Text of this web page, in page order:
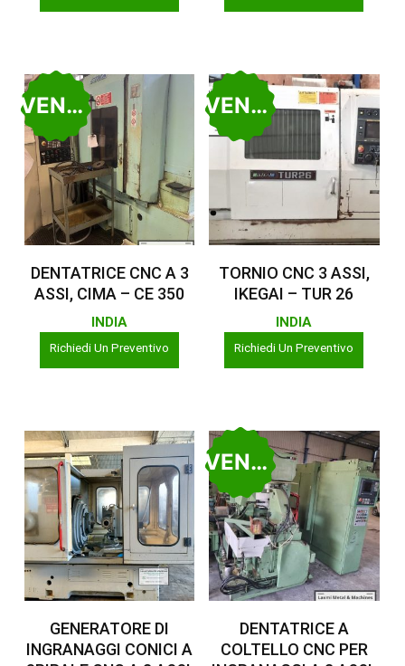
VENDUTO
DENTATRICE CNC A 3
ASSI, CIMA – CE 350
INDIA
Richiedi Un Preventivo
VENDUTO
TORNIO CNC 3 ASSI,
IKEGAI – TUR 26
INDIA
Richiedi Un Preventivo
Leggi Tutto
GENERATORE DI
INGRANAGGI CONICI A
VENDUTO
Leggi Tutto
DENTATRICE A
COLTELLO CNC PER